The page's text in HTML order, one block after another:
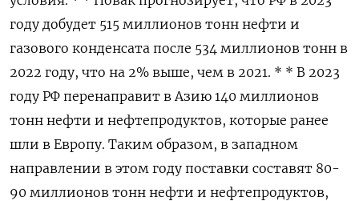
году добудет 515 миллионов тонн нефти и
газового конденсата после 534 миллионов тонн в
2022 году, что на 2% выше, чем в 2021. * * В 2023
году РФ перенаправит в Азию 140 миллионов
тонн нефти и нефтепродуктов, которые ранее
шли в Европу. Таким образом, в западном
направлении в этом году поставки составят 80-
90 миллионов тонн нефти и нефтепродуктов,